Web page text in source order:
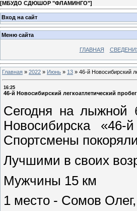
[МБУДО СДЮШОР "ФЛАМИНГО"]
Вход на сайт
Меню сайта
ГЛАВНАЯ
Главная » 2022 » Июнь » 13 » 46-й Новосибирский
16:25
46-й Новосибирский легкоатлетический
Сегодня на лыжной
Новосибирска «46-
Спортсмены
Лучшими в своих
Мужчины 15 км
1 место - Сомов